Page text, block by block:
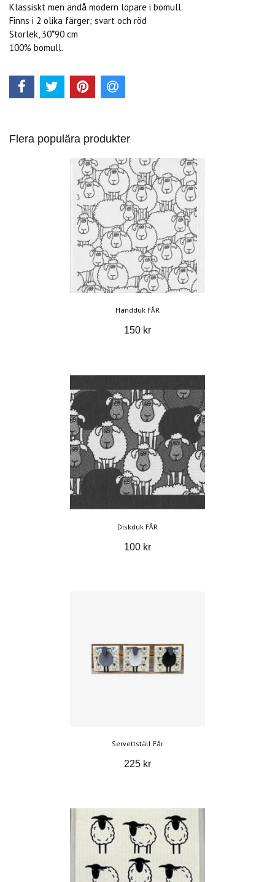
Klassiskt men ändå modern löpare i bomull.
Finns i 2 olika färger; svart och röd
Storlek, 30*90 cm
100% bomull.
Flera populära produkter
Handduk FÅR
150 kr
Diskduk FÅR
100 kr
Servettställ Får
225 kr